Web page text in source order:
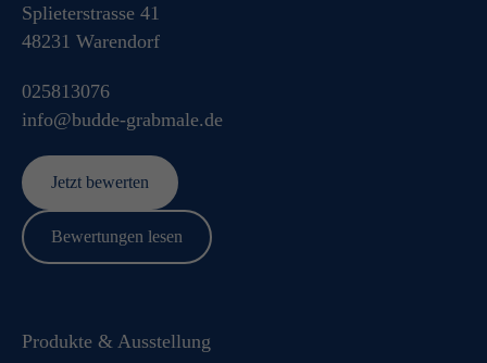
info@budde-grabmale.de
025813076
Splieterstrasse 41
48231 Warendorf
Jetzt bewerten
Bewertungen lesen
Produkte & Ausstellung